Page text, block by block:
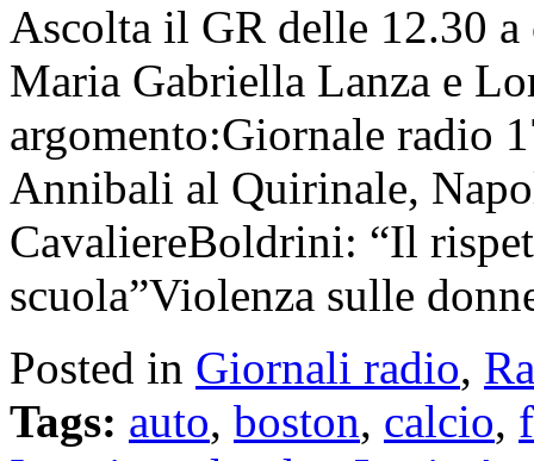
Ascolta il GR delle 12.30
Maria Gabriella Lanza e
argomento:Giornale radio
Annibali al Quirinale,
CavaliereBoldrini: “Il
scuola”Violenza sulle
Posted in Giornali radio,
Tags: auto, boston, calcio,